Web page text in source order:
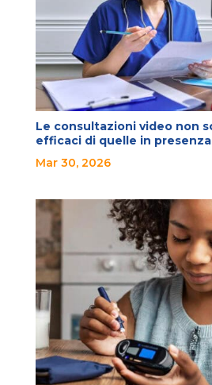
Le consultazioni video non
efficaci di quelle in presenza
Mar 30, 2026